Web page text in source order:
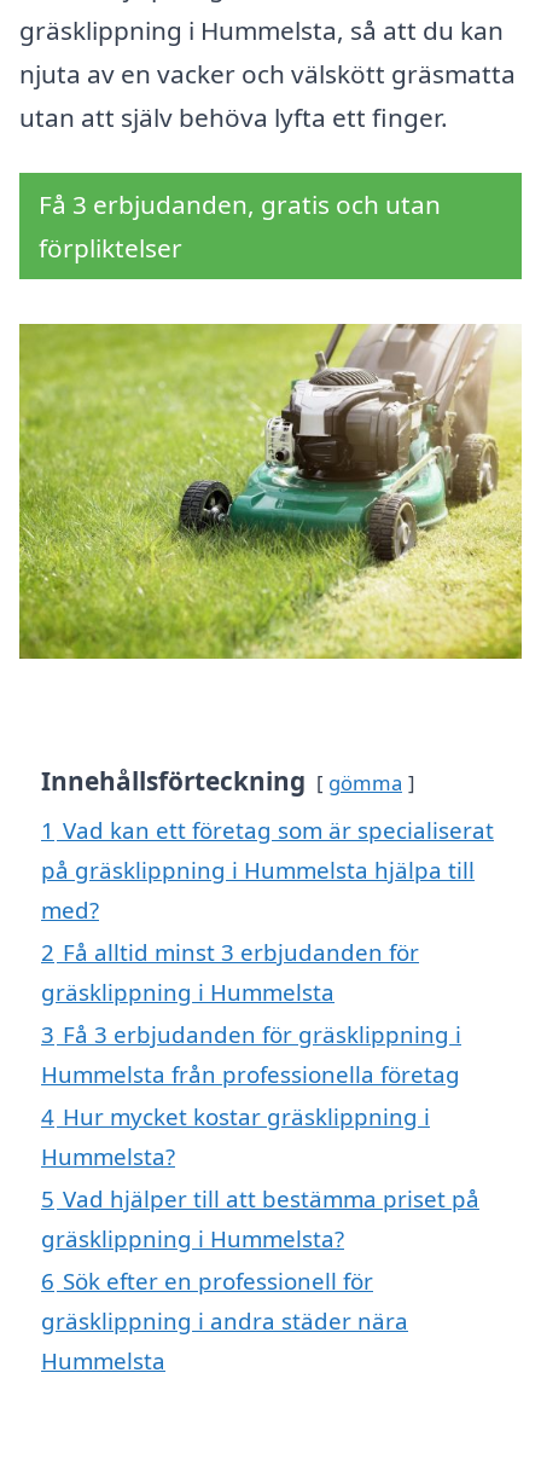
gräsklippning i Hummelsta, så att du kan
njuta av en vacker och välskött gräsmatta
utan att själv behöva lyfta ett finger.
Få 3 erbjudanden, gratis och utan
förpliktelser
Innehållsförteckning gömma
1 Vad kan ett företag som är specialiserat
på gräsklippning i Hummelsta hjälpa till
med?
2 Få alltid minst 3 erbjudanden för
gräsklippning i Hummelsta
3 Få 3 erbjudanden för gräsklippning i
Hummelsta från professionella företag
4 Hur mycket kostar gräsklippning i
Hummelsta?
5 Vad hjälper till att bestämma priset på
gräsklippning i Hummelsta?
6 Sök efter en professionell för
gräsklippning i andra städer nära
Hummelsta